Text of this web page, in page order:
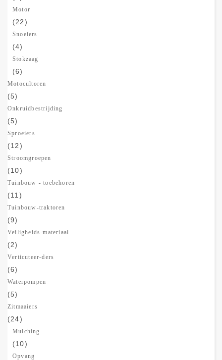
Motor
(22)
Snoeiers
(4)
Stokzaag
(6)
Motocultoren
(5)
Onkruidbestrijding
(5)
Sproeiers
(12)
Stroomgroepen
(10)
Tuinbouw - toebehoren
(11)
Tuinbouw-traktoren
(9)
Veiligheids-materiaal
(2)
Verticuteer-ders
(6)
Waterpompen
(5)
Zitmaaiers
(24)
Mulching
(10)
Opvang